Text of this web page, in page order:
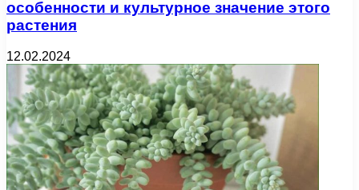
особенности и культурное значение этого
растения
12.02.2024